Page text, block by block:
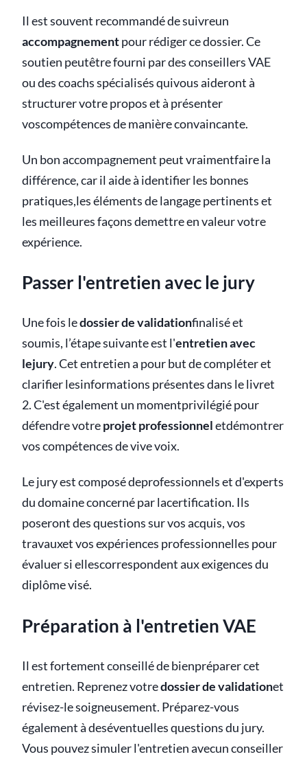
Il est souvent recommandé de suivreun
accompagnementpour rédiger ce dossier. Ce
soutien peutêtre fourni par des conseillers VAE
ou des coachs spécialisés quivous aideront à
structurer votre propos et à présenter
voscompétences de manière convaincante.
Un bon accompagnement peut vraimentfaire la
différence, car il aide à identifier les bonnes
pratiques,les éléments de langage pertinents et
les meilleures façons demettre en valeur votre
expérience.
Passer l'entretien avec le jury
Une fois ledossier de validationfinalisé et
soumis, l’étape suivante est l'entretien avec
lejury. Cet entretien a pour but de compléter et
clarifier lesinformations présentes dans le livret
2. C'est également un momentprivilégié pour
défendre votreprojet professionneletdémontrer
vos compétences de vive voix.
Le jury est composé deprofessionnels et d'experts
du domaine concerné par lacertification. Ils
poseront des questions sur vos acquis, vos
travauxet vos expériences professionnelles pour
évaluer si ellescorrespondent aux exigences du
diplôme visé.
Préparation à l'entretien VAE
Il est fortement conseillé de bienpréparer cet
entretien. Reprenez votredossier de validationet
révisez-le soigneusement. Préparez-vous
également à deséventuelles questions du jury.
Vous pouvez simuler l'entretien avecun conseiller